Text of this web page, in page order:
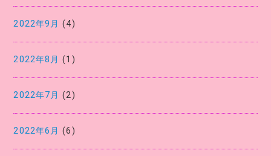
2022年9月 (4)
2022年8月 (1)
2022年7月 (2)
2022年6月 (6)